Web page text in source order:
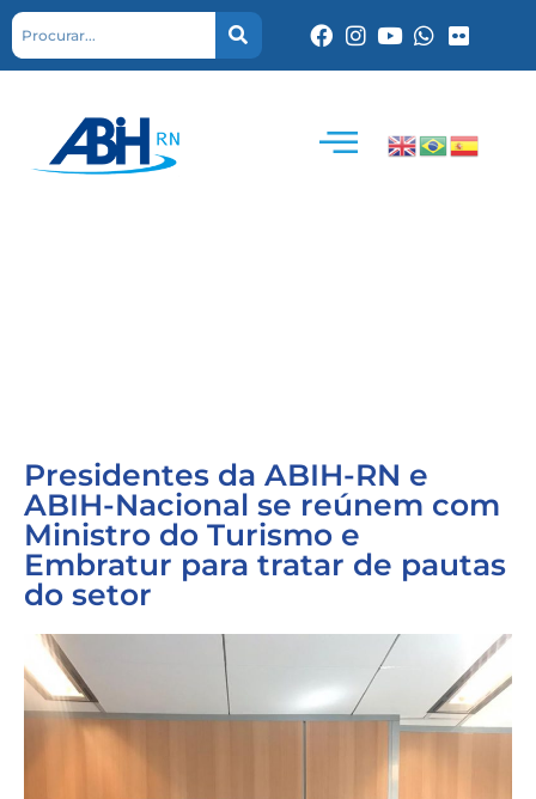
Presidentes da ABIH-RN e
ABIH-Nacional se reúnem com
Ministro do Turismo e
Embratur para tratar de pautas
do setor